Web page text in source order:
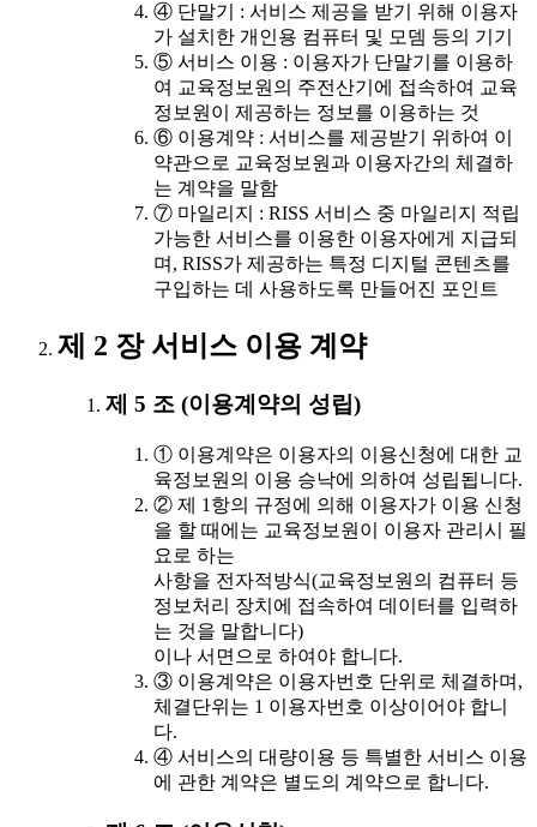
④ 단말기 : 서비스 제공을 받기 위해 이용자
가 설치한 개인용 컴퓨터 및 모뎀 등의 기기
⑤ 서비스 이용 : 이용자가 단말기를 이용하
여 교육정보원의 주전산기에 접속하여 교육
정보원이 제공하는 정보를 이용하는 것
⑥ 이용계약 : 서비스를 제공받기 위하여 이
약관으로 교육정보원과 이용자간의 체결하
는 계약을 말함
⑦ 마일리지 : RISS 서비스 중 마일리지 적립
가능한 서비스를 이용한 이용자에게 지급되
며, RISS가 제공하는 특정 디지털 콘텐츠를
구입하는 데 사용하도록 만들어진 포인트
제 2 장 서비스 이용 계약
제 5 조 (이용계약의 성립)
① 이용계약은 이용자의 이용신청에 대한 교
육정보원의 이용 승낙에 의하여 성립됩니다.
② 제 1항의 규정에 의해 이용자가 이용 신청
을 할 때에는 교육정보원이 이용자 관리시 필
요로 하는
사항을 전자적방식(교육정보원의 컴퓨터 등
정보처리 장치에 접속하여 데이터를 입력하
는 것을 말합니다)
이나 서면으로 하여야 합니다.
③ 이용계약은 이용자번호 단위로 체결하며,
체결단위는 1 이용자번호 이상이어야 합니
다.
④ 서비스의 대량이용 등 특별한 서비스 이용
에 관한 계약은 별도의 계약으로 합니다.